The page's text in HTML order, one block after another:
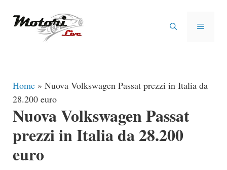
MENU
Home » Nuova Volkswagen Passat prezzi in Italia da
28.200 euro
Nuova Volkswagen Passat
prezzi in Italia da 28.200
euro